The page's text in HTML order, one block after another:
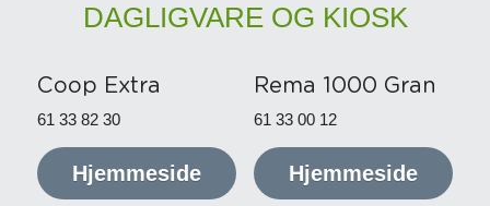
DAGLIGVARE OG KIOSK
Coop Extra
61 33 82 30
Hjemmeside
Rema 1000 Gran
61 33 00 12
Hjemmeside